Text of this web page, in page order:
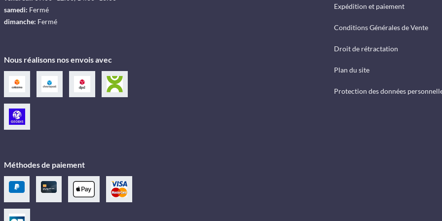
samedi: Fermé
dimanche: Fermé
Nous réalisons nos envois avec
Méthodes de paiement
Expédition et paiement
Conditions Générales de Vente
Droit de rétractation
Plan du site
Protection des données